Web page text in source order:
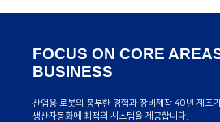
FOCUS ON CORE
BUSINESS
산업용 로봇의 풍부한 경험과 장비제작 40년 제조
생산자동화에 최적의 시스템을 제공합니다.